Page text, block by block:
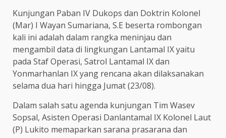
Kunjungan Paban IV Dukops dan Doktrin Kolonel
(Mar) I Wayan Sumariana, S.E beserta rombongan
kali ini adalah dalam rangka meninjau dan
mengambil data di lingkungan Lantamal IX yaitu
pada Staf Operasi, Satrol Lantamal IX dan
Yonmarhanlan IX yang rencana akan dilaksanakan
selama dua hari hingga Jumat (23/08).
Dalam salah satu agenda kunjungan Tim Wasev
Sopsal, Asisten Operasi Danlantamal IX Kolonel Laut
(P) Lukito memaparkan sarana prasarana dan